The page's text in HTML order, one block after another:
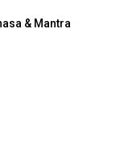
& Mantra